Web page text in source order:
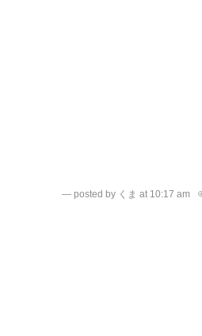
— posted by くま at 10:17 am